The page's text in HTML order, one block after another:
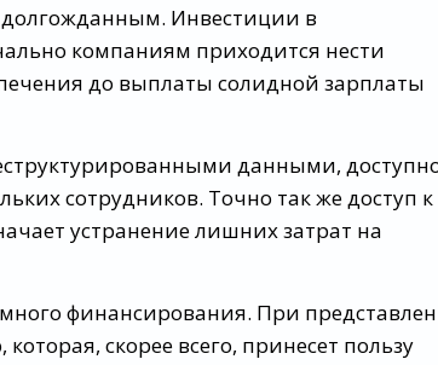
Инвестиции в
компаниям приходится нести
до выплаты солидной зарплаты
данными,
сотрудников. Точно так же доступ к
устранение лишних затрат на
финансирования. При
скорее всего, принесет пользу